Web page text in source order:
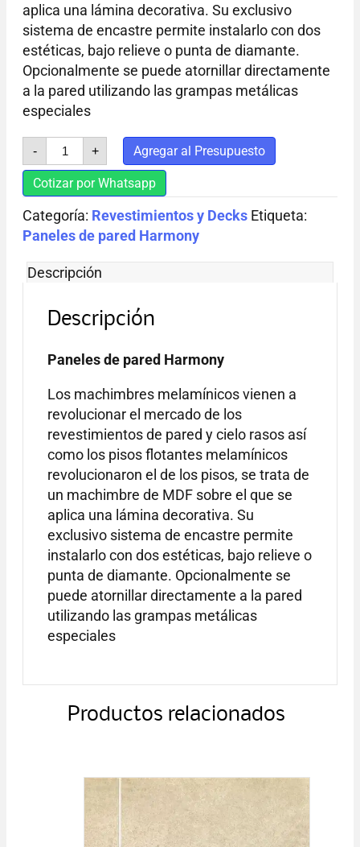
aplica una lámina decorativa. Su exclusivo
sistema de encastre permite instalarlo con dos
estéticas, bajo relieve o punta de diamante.
Opcionalmente se puede atornillar directamente
a la pared utilizando las grampas metálicas
especiales
-
Paneles
pared
Harmony
cantidad
+ Agregar al Presupuesto
Cotizar por Whatsapp
Categoría: Revestimientos y Decks Etiqueta:
Paneles de pared Harmony
Descripción
Descripción
Paneles de pared Harmony
Los machimbres melamínicos vienen a
revolucionar el mercado de los
revestimientos de pared y cielo rasos así
como los pisos flotantes melamínicos
revolucionaron el de los pisos, se trata de
un machimbre de MDF sobre el que se
aplica una lámina decorativa. Su
exclusivo sistema de encastre permite
instalarlo con dos estéticas, bajo relieve o
punta de diamante. Opcionalmente se
puede atornillar directamente a la pared
utilizando las grampas metálicas
especiales
Productos relacionados